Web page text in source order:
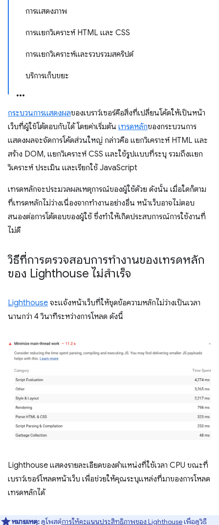
การแสดงภาพ
การแยกวิเคราะห์ HTML และ CSS
การแยกวิเคราะห์และรวบรวมสคริปต์
บริการเก็บขยะ
กระบวนการแสดงผลของเบราว์เซอร์คือสิ่งที่เปลี่ยนโค้ดให้เป็นหน้า
เว็บที่ผู้ใช้โต้ตอบกับได้ โดยค่าเริ่มต้น เทรดหลักของกระบวนการ
แสดงผลจะจัดการโค้ดส่วนใหญ่ กล่าวคือ แยกวิเคราะห์ HTML และ
สร้าง DOM, แยกวิเคราะห์ CSS และใช้รูปแบบที่ระบุ รวมถึงแยก
วิเคราะห์ ประเมิน และเรียกใช้ JavaScript
เทรดหลักจะประมวลผลเหตุการณ์ของผู้ใช้ด้วย ดังนั้น เมื่อใดก็ตาม
ที่เทรดหลักไม่ว่างเนื่องจากทำงานอย่างอื่น หน้าเว็บอาจไม่ตอบ
สนองต่อการโต้ตอบของผู้ใช้ ซึ่งทำให้เกิดประสบการณ์การใช้งานที่
ไม่ดี
วิธีที่การตรวจสอบการทำงานของเทรดหลัก
ของ Lighthouse ไม่สำเร็จ
Lighthouse จะแจ้งหน้าเว็บที่ให้ชุดข้อความหลักไม่ว่างเป็นเวลา
นานกว่า 4 วินาทีระหว่างการโหลด ดังนี้
Lighthouse แสดงรายละเอียดของตำแหน่งที่ใช้เวลา CPU ขณะที่
เบราว์เซอร์โหลดหน้าเว็บ เพื่อช่วยให้คุณระบุแหล่งที่มาของการโหลด
เทรดหลักได้
หมายเหตุ:ดูโพสต์การให้คะแนนประสิทธิภาพของ Lighthouseเพื่อดูวิธี